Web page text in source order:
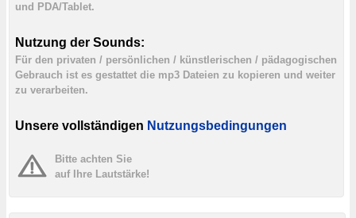
und PDA/Tablet.
Nutzung der Sounds:
Für den privaten / persönlichen / künstlerischen / pädagogischen
Gebrauch ist es gestattet die mp3 Dateien zu kopieren und weiter
zu verarbeiten.
Unsere vollständigen Nutzungsbedingungen
Bitte achten Sie
auf Ihre Lautstärke!